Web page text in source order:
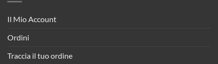
Il Mio Account
Ordini
Traccia il tuo ordine